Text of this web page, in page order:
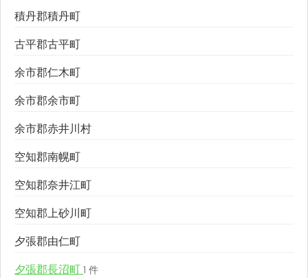
積丹郡積丹町
古平郡古平町
余市郡仁木町
余市郡余市町
余市郡赤井川村
空知郡南幌町
空知郡奈井江町
空知郡上砂川町
夕張郡由仁町
夕張郡長沼町 1 件